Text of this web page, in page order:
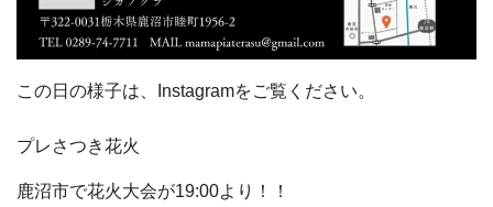
この日の様子は、Instagramをご覧ください。
プレさつき花火
鹿沼市で花火大会が19:00より！！